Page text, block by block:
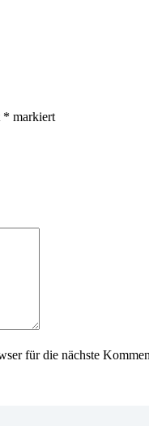
* markiert
für die nächste